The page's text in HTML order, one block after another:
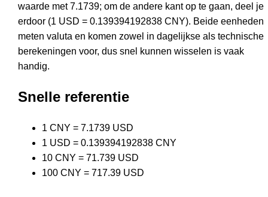
waarde met 7.1739; om de andere kant op te gaan, deel je
erdoor (1 USD = 0.139394192838 CNY). Beide eenheden
meten valuta en komen zowel in dagelijkse als technische
berekeningen voor, dus snel kunnen wisselen is vaak
handig.
Snelle referentie
1 CNY = 7.1739 USD
1 USD = 0.139394192838 CNY
10 CNY = 71.739 USD
100 CNY = 717.39 USD